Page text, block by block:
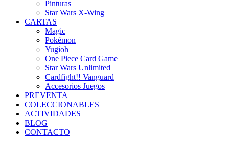
Pinturas
Star Wars X-Wing
CARTAS
Magic
Pokémon
Yugioh
One Piece Card Game
Star Wars Unlimited
Cardfight!! Vanguard
Accesorios Juegos
PREVENTA
COLECCIONABLES
ACTIVIDADES
BLOG
CONTACTO